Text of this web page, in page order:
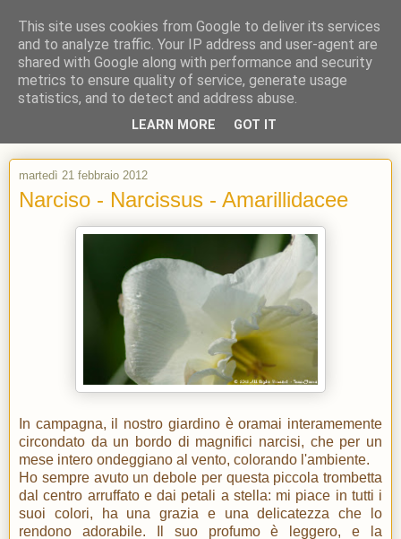
martedì 21 febbraio 2012
Narciso - Narcissus - Amarillidacee
In campagna, il nostro giardino è oramai interamemente
circondato da un bordo di magnifici narcisi, che per un
mese intero ondeggiano al vento, colorando l'ambiente.
Ho sempre avuto un debole per questa piccola trombetta
dal centro arruffato e dai petali a stella: mi piace in tutti i
suoi colori, ha una grazia e una delicatezza che lo
rendono adorabile. Il suo profumo è leggero, e la
This site uses cookies from Google to deliver its services
and to analyze traffic. Your IP address and user-agent are
shared with Google along with performance and security
metrics to ensure quality of service, generate usage
statistics, and to detect and address abuse.
LEARN MORE GOT IT